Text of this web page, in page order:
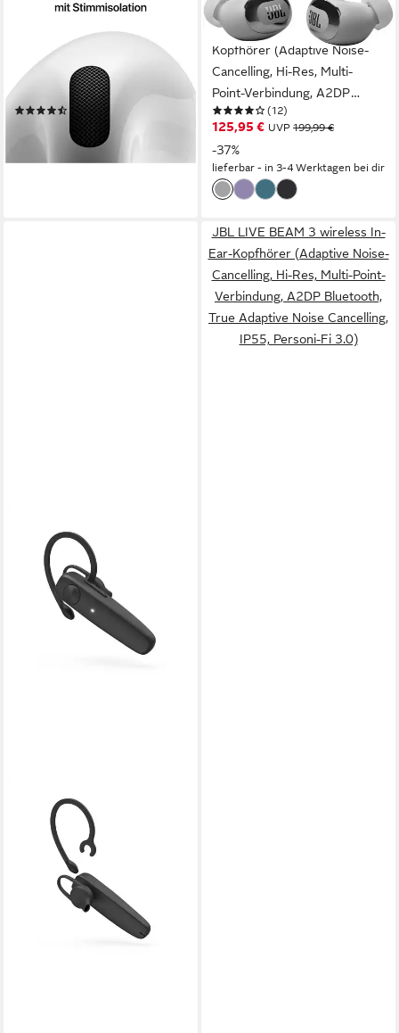
AirPods 4 ANC wireless In-
Ear-Kopfhörer
(Transparenzmodus,
integrierte Steuerung für
Anrufe und Musik, kompatibel
mit Siri, Siri, Bluetooth)
(563)
lieferbar - in 1-2 Werktagen bei dir
JBL
LIVE BUDS 3 wireless In-Ear-
Kopfhörer (Adaptive Noise-
Cancelling, Hi-Res, Multi-
Point-Verbindung, A2DP
Bluetooth, True Adaptive
Noise Cancelling, IP55,
Personi-Fi 3.0)
(12)
125,95 € UVP 199,99 €
-37%
lieferbar - in 3-4 Werktagen bei dir
JBL LIVE BEAM 3 wireless In-
Ear-Kopfhörer (Adaptive Noise-
Cancelling, Hi-Res, Multi-Point-
Verbindung, A2DP Bluetooth,
True Adaptive Noise Cancelling,
IP55, Personi-Fi 3.0)